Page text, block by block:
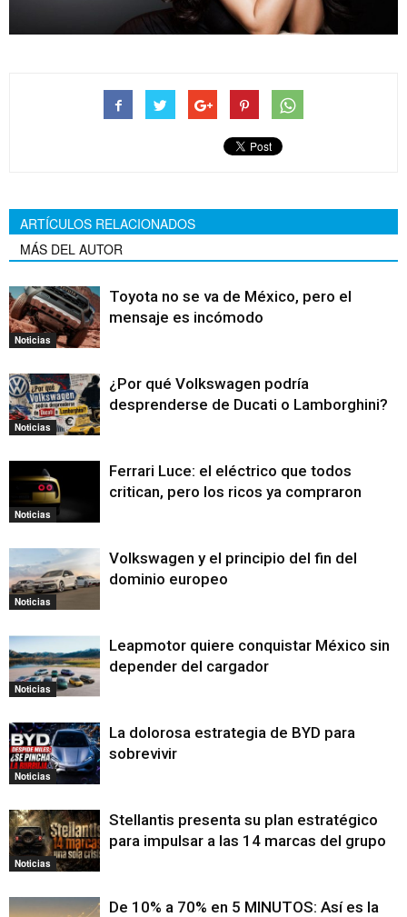
ARTÍCULOS RELACIONADOS
MÁS DEL AUTOR
Noticias
Toyota no se va de México, pero el
mensaje es incómodo
Noticias
¿Por qué Volkswagen podría
desprenderse de Ducati o Lamborghini?
Noticias
Ferrari Luce: el eléctrico que todos
critican, pero los ricos ya compraron
Noticias
Volkswagen y el principio del fin del
dominio europeo
Noticias
Leapmotor quiere conquistar México sin
depender del cargador
Noticias
La dolorosa estrategia de BYD para
sobrevivir
Noticias
Stellantis presenta su plan estratégico
para impulsar a las 14 marcas del grupo
De 10% a 70% en 5 MINUTOS: Así es la